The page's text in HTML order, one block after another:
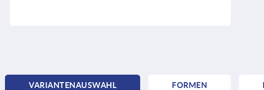
VARIANTENAUSWAHL
FORMEN